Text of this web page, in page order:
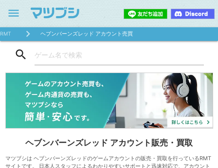
menu
RMT ヘブンバーンズレッド アカウント売買
search
ヘブンバーンズレッド アカウント販売・買取
マツブシは ヘブンバーンズレッドのゲームアカウントの販売・買取を行っているRMT
サイトです。 日本人スタッフによるわかりやすいサポートと迅速対応で、アカウント